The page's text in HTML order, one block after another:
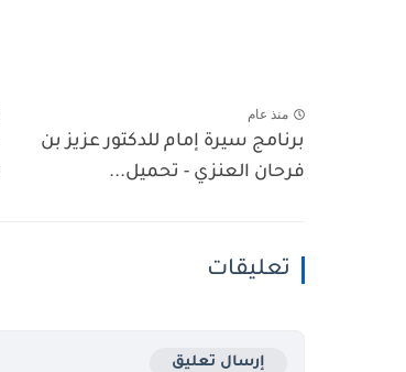
منذ عام
برنامج سيرة إمام للدكتور عزيز بن
فرحان العنزي - تحميل...
تعليقات
إرسال تعليق